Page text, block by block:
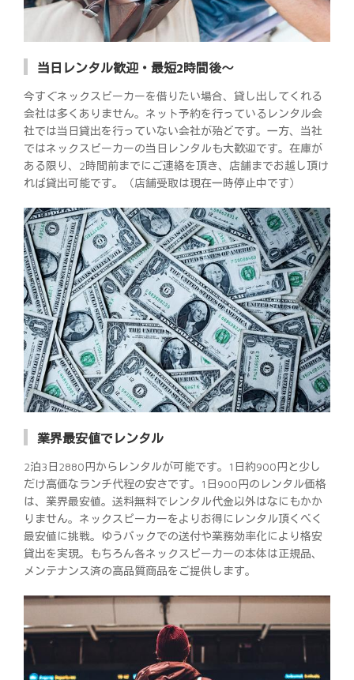
当日レンタル歓迎・最短2時間後～
今すぐネックスピーカーを借りたい場合、貸し出してくれる
会社は多くありません。ネット予約を行っているレンタル会
社では当日貸出を行っていない会社が殆どです。一方、当社
ではネックスピーカーの当日レンタルも大歓迎です。在庫が
ある限り、2時間前までにご連絡を頂き、店舗までお越し頂け
れば貸出可能です。（店舗受取は現在一時停止中です）
業界最安値でレンタル
2泊3日2880円からレンタルが可能です。1日約900円と少し
だけ高価なランチ代程の安さです。1日900円のレンタル価格
は、業界最安値。送料無料でレンタル代金以外はなにもかか
りません。ネックスピーカーをよりお得にレンタル頂くべく
最安値に挑戦。ゆうパックでの送付や業務効率化により格安
貸出を実現。もちろん各ネックスピーカーの本体は正規品、
メンテナンス済の高品質商品をご提供します。